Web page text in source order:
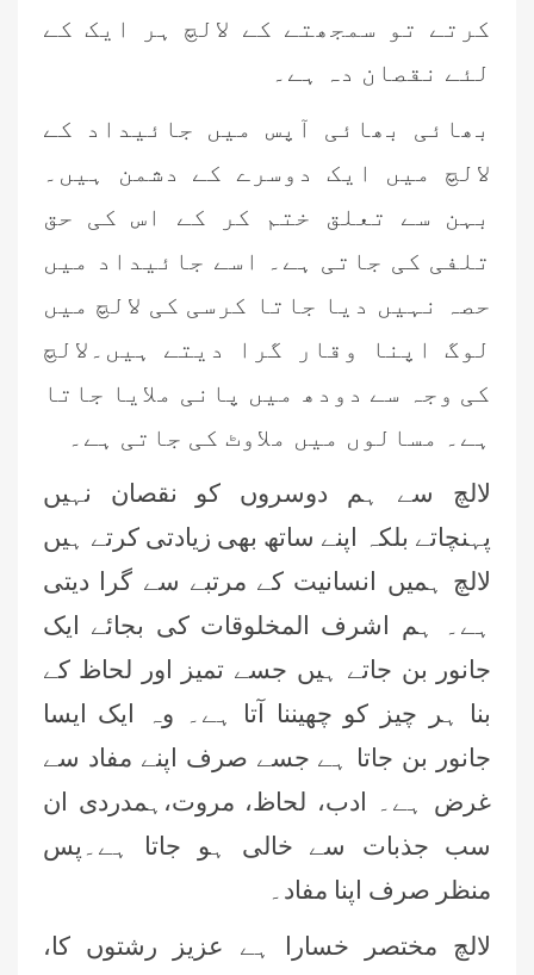
کرتے تو سمجھتے کے لالچ ہر ایک کے
لئے نقصان دہ ہے۔
بھائی بھائی آپس میں جائیداد کے
لالچ میں ایک دوسرے کے دشمن ہیں۔
بہن سے تعلق ختم کر کے اس کی حق
تلفی کی جاتی ہے۔ اسے جائیداد میں
حصہ نہیں دیا جاتا کرسی کی لالچ میں
لوگ اپنا وقار گرا دیتے ہیں۔لالچ
کی وجہ سے دودھ میں پانی ملایا جاتا
ہے۔ مسالوں میں ملاوٹ کی جاتی ہے۔
لالچ سے ہم دوسروں کو نقصان نہیں
پہنچاتے بلکہ اپنے ساتھ بھی زیادتی کرتے ہیں
لالچ ہمیں انسانیت کے مرتبے سے گرا دیتی
ہے۔ ہم اشرف المخلوقات کی بجائے ایک
جانور بن جاتے ہیں جسے تمیز اور لحاظ کے
بنا ہر چیز کو چھیننا آتا ہے۔ وہ ایک ایسا
جانور بن جاتا ہے جسے صرف اپنے مفاد سے
غرض ہے۔ ادب، لحاظ، مروت،ہمدردی ان
سب جذبات سے خالی ہو جاتا ہے۔پس
منظر صرف اپنا مفاد۔
لالچ مختصر خسارا ہے عزیز رشتوں کا،